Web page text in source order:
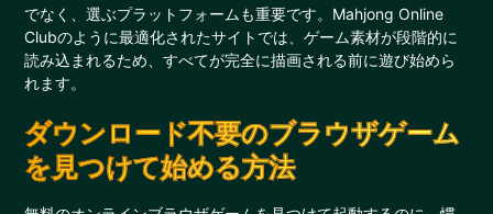
でなく、選ぶプラットフォームも重要です。Mahjong Online
Clubのように最適化されたサイトでは、ゲーム素材が段階的に
読み込まれるため、すべてが完全に描画される前に遊び始めら
れます。
ダウンロード不要のブラウザゲーム
を見つけて始める方法